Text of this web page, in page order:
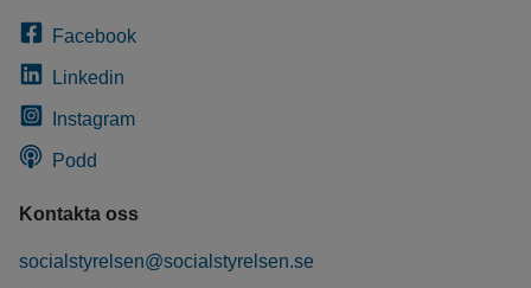
Facebook
Linkedin
Instagram
Podd
Kontakta oss
socialstyrelsen@socialstyrelsen.se